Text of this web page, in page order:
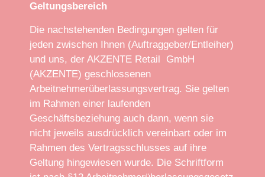
Geltungsbereich
Die nachstehenden Bedingungen gelten für
jeden zwischen Ihnen (Auftraggeber/Entleiher)
und uns, der AKZENTE Retail GmbH
(AKZENTE) geschlossenen
Arbeitnehmerüberlassungsvertrag. Sie gelten
im Rahmen einer laufenden
Geschäftsbeziehung auch dann, wenn sie
nicht jeweils ausdrücklich vereinbart oder im
Rahmen des Vertragsschlusses auf ihre
Geltung hingewiesen wurde. Die Schriftform